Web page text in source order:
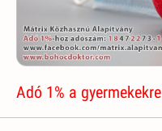
Adó 1% a gyermekekre